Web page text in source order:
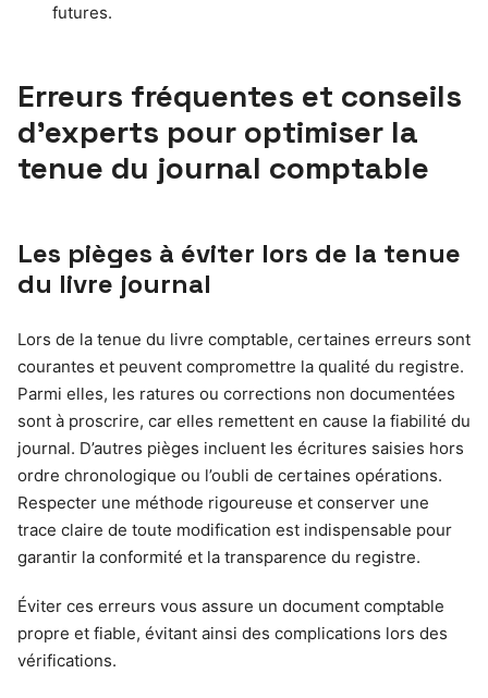
futures.
Erreurs fréquentes et conseils
d’experts pour optimiser la
tenue du journal comptable
Les pièges à éviter lors de la tenue
du livre journal
Lors de la tenue du livre comptable, certaines erreurs sont
courantes et peuvent compromettre la qualité du registre.
Parmi elles, les ratures ou corrections non documentées
sont à proscrire, car elles remettent en cause la fiabilité du
journal. D’autres pièges incluent les écritures saisies hors
ordre chronologique ou l’oubli de certaines opérations.
Respecter une méthode rigoureuse et conserver une
trace claire de toute modification est indispensable pour
garantir la conformité et la transparence du registre.
Éviter ces erreurs vous assure un document comptable
propre et fiable, évitant ainsi des complications lors des
vérifications.